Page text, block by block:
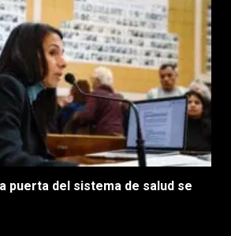
puerta del sistema de salud se